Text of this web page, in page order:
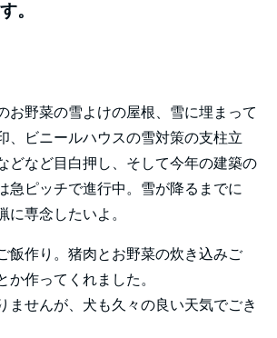
。
お野菜の雪よけの屋根、雪に埋まって
、ビニールハウスの雪対策の支柱立
どなど目白押し、そして今年の建築の
急ピッチで進行中。雪が降るまでに
に専念したいよ。
飯作り。猪肉とお野菜の炊き込みご
か作ってくれました。
ませんが、犬も久々の良い天気でごき